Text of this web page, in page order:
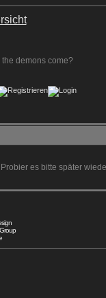
demons come?
es bitte später